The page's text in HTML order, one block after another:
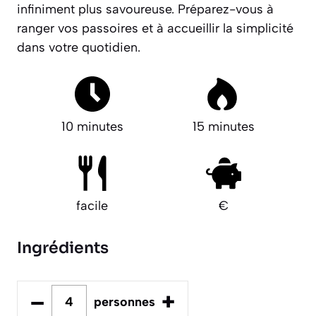
infiniment plus savoureuse. Préparez-vous à
ranger vos passoires et à accueillir la simplicité
dans votre quotidien.
10 minutes 15 minutes
facile €
Ingrédients
– personnes +